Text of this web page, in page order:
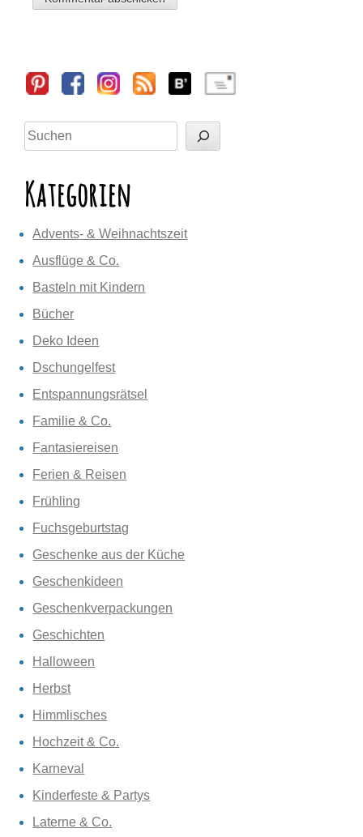
Sidebar
Suchen
Kategorien
Advents- & Weihnachtszeit
Ausflüge & Co.
Basteln mit Kindern
Bücher
Deko Ideen
Dschungelfest
Entspannungsrätsel
Familie & Co.
Fantasiereisen
Ferien & Reisen
Frühling
Fuchsgeburtstag
Geschenke aus der Küche
Geschenkideen
Geschenkverpackungen
Geschichten
Halloween
Herbst
Himmlisches
Hochzeit & Co.
Karneval
Kinderfeste & Partys
Laterne & Co.